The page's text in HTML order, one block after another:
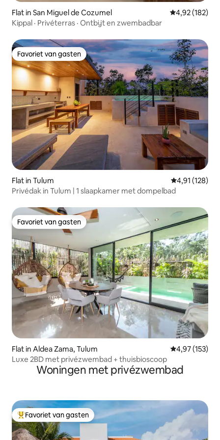
Flat in San Miguel de Cozumel Gemiddelde
4,92 (182)
Kippal · Privéterras · Ontbijt en zwembadbar
Favoriet van gasten
Favoriet van gasten
Flat in Tulum Gemiddelde
4,91 (128)
Privédak in Tulum | 1 slaapkamer met dompelbad
Favoriet van gasten
Favoriet van gasten
Flat in Aldea Zama, Tulum Gemiddelde
4,97 (153)
Luxe 2BD met privézwembad + thuisbioscoop
Woningen met privézwembad
Topfavoriet van gasten
Favoriet van gasten